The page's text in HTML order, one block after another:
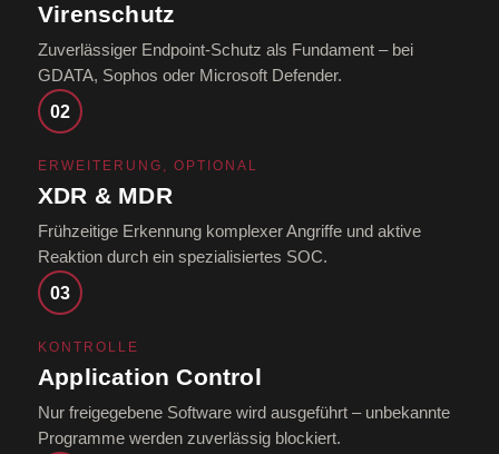
Virenschutz
Zuverlässiger Endpoint-Schutz als Fundament – bei
GDATA, Sophos oder Microsoft Defender.
02
ERWEITERUNG, OPTIONAL
XDR & MDR
Frühzeitige Erkennung komplexer Angriffe und aktive
Reaktion durch ein spezialisiertes SOC.
03
KONTROLLE
Application Control
Nur freigegebene Software wird ausgeführt – unbekannte
Programme werden zuverlässig blockiert.